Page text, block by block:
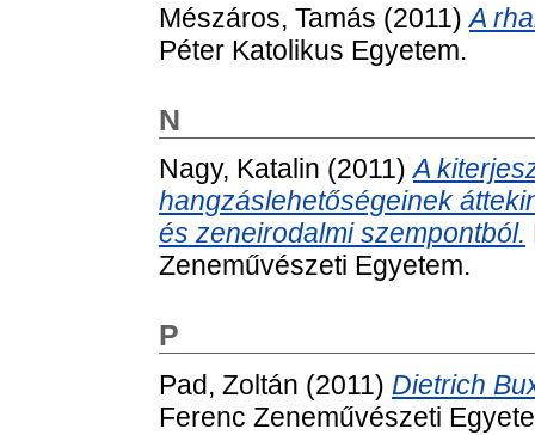
Mészáros, Tamás (2011)A
Péter Katolikus Egyetem.
N
Nagy, Katalin (2011)A
hangzáslehetőségeinek
és zeneirodalmi szempontból.
Zeneművészeti Egyetem.
P
Pad, Zoltán (2011) Dietrich
Ferenc Zeneművészeti